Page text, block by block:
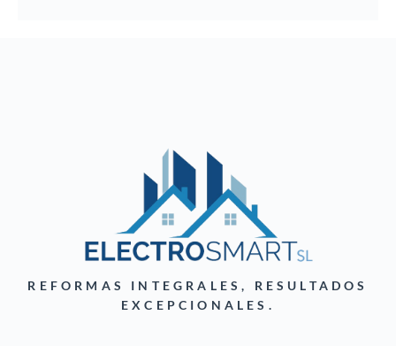
REFORMAS INTEGRALES, RESULTADOS
EXCEPCIONALES.